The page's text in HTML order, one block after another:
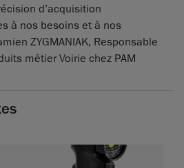
d’acquisition
à nos besoins et à nos
ZYGMANIAK, Responsable
métier Voirie chez PAM